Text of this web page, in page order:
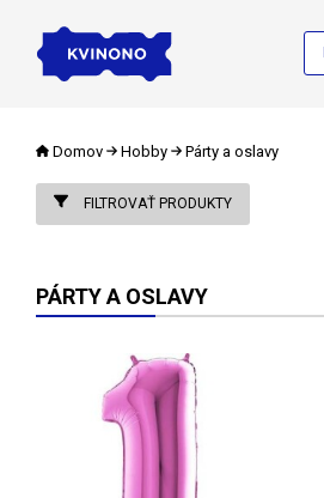
Domov Hobby Párty a oslavy
FILTROVAŤ PRODUKTY
PÁRTY A OSLAVY